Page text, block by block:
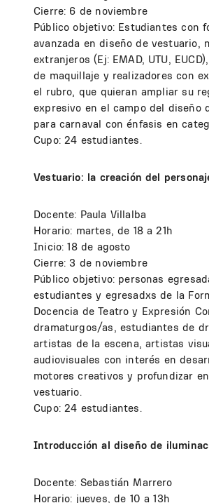
Cierre: 6 de noviembre
Público objetivo: Estudiantes con
avanzada en diseño de vestuario,
extranjeros (Ej: EMAD, UTU,
de maquillaje y realizadores con
el rubro, que quieran ampliar su
expresivo en el campo del diseño
para carnaval con énfasis en
Cupo: 24 estudiantes.
Vestuario: la creación del
Docente: Paula Villalba
Horario: martes, de 18 a 21h
Inicio: 18 de agosto
Cierre: 3 de noviembre
Público objetivo: personas
estudiantes y egresadxs de la
Docencia de Teatro y Expresión
dramaturgos/as, estudiantes de
artistas de la escena, artistas
audiovisuales con interés en
motores creativos y profundizar
vestuario.
Cupo: 24 estudiantes.
Introducción al diseño de
Docente: Sebastián Marrero
Horario: jueves, de 10 a 13h